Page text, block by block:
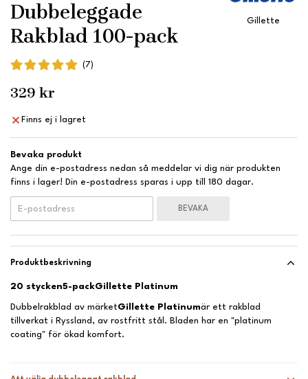
Dubbeleggade
Rakblad 100-pack
Gillette
(7)
329 kr
Finns ej i lagret
Bevaka produkt
Ange din e-postadress nedan så meddelar vi dig när produkten
finns i lager! Din e-postadress sparas i upp till 180 dagar.
BEVAKA
Produktbeskrivning
20 stycken5-packGillette Platinum
Dubbelrakblad av märketGillette Platinumär ett rakblad
tillverkat i Ryssland, av rostfritt stål. Bladen har en "platinum
coating" för ökad komfort.